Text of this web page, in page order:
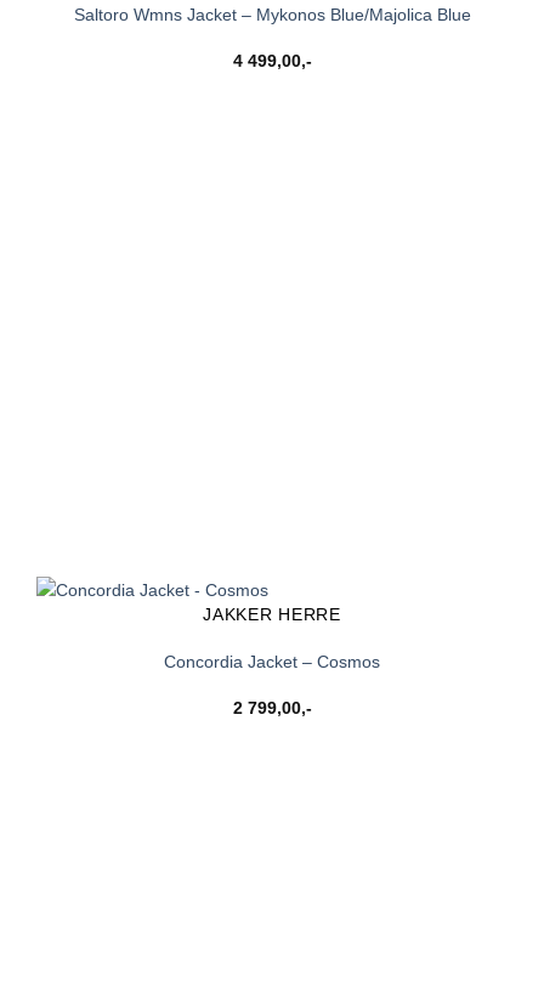
Saltoro Wmns Jacket – Mykonos Blue/Majolica Blue
4 499,00,-
JAKKER HERRE
Concordia Jacket – Cosmos
2 799,00,-